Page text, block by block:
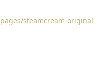
steamcream-original